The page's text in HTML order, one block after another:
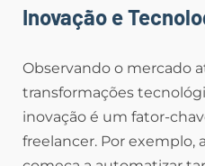
Inovação e
Observando o mercado
transformações
inovação é um fator-
freelancer. Por exemplo,